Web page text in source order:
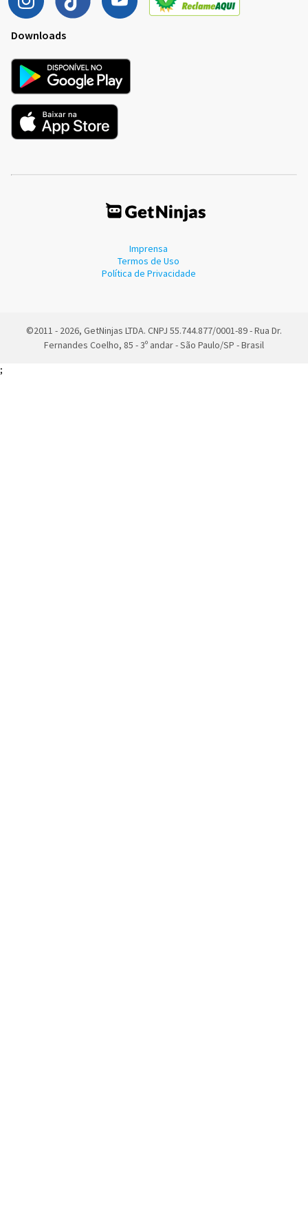
Downloads
Imprensa
Termos de Uso
Política de Privacidade
©2011 - 2026, GetNinjas LTDA. CNPJ 55.744.877/0001-89 - Rua Dr.
Fernandes Coelho, 85 - 3º andar - São Paulo/SP - Brasil
;